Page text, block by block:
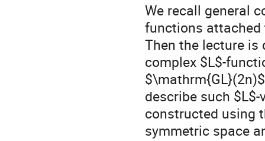
We recall general
functions
Then the lecture
complex $L$-
describe such
constructed using
symmetric space